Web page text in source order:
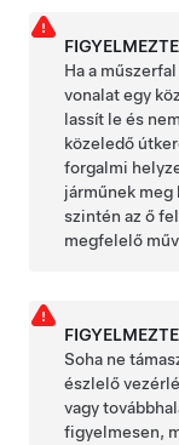
Ha a műszerfal
vonalat egy
lassít le és
közeledő
forgalmi
járműnek meg
szintén az ő
megfelelő
Soha ne
észlelő
vagy
figyelmesen,